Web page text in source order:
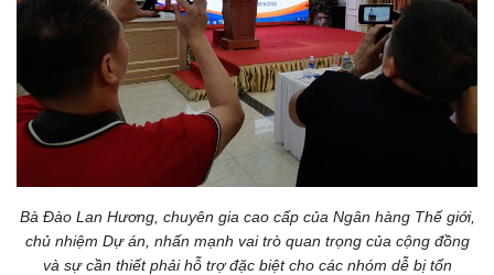
Bà Đào Lan Hương, chuyên gia cao cấp của Ngân hàng Thế giới,
chủ nhiệm Dự án, nhấn mạnh vai trò quan trọng của cộng đồng
và sự cần thiết phải hỗ trợ đặc biệt cho các nhóm dễ bị tổn